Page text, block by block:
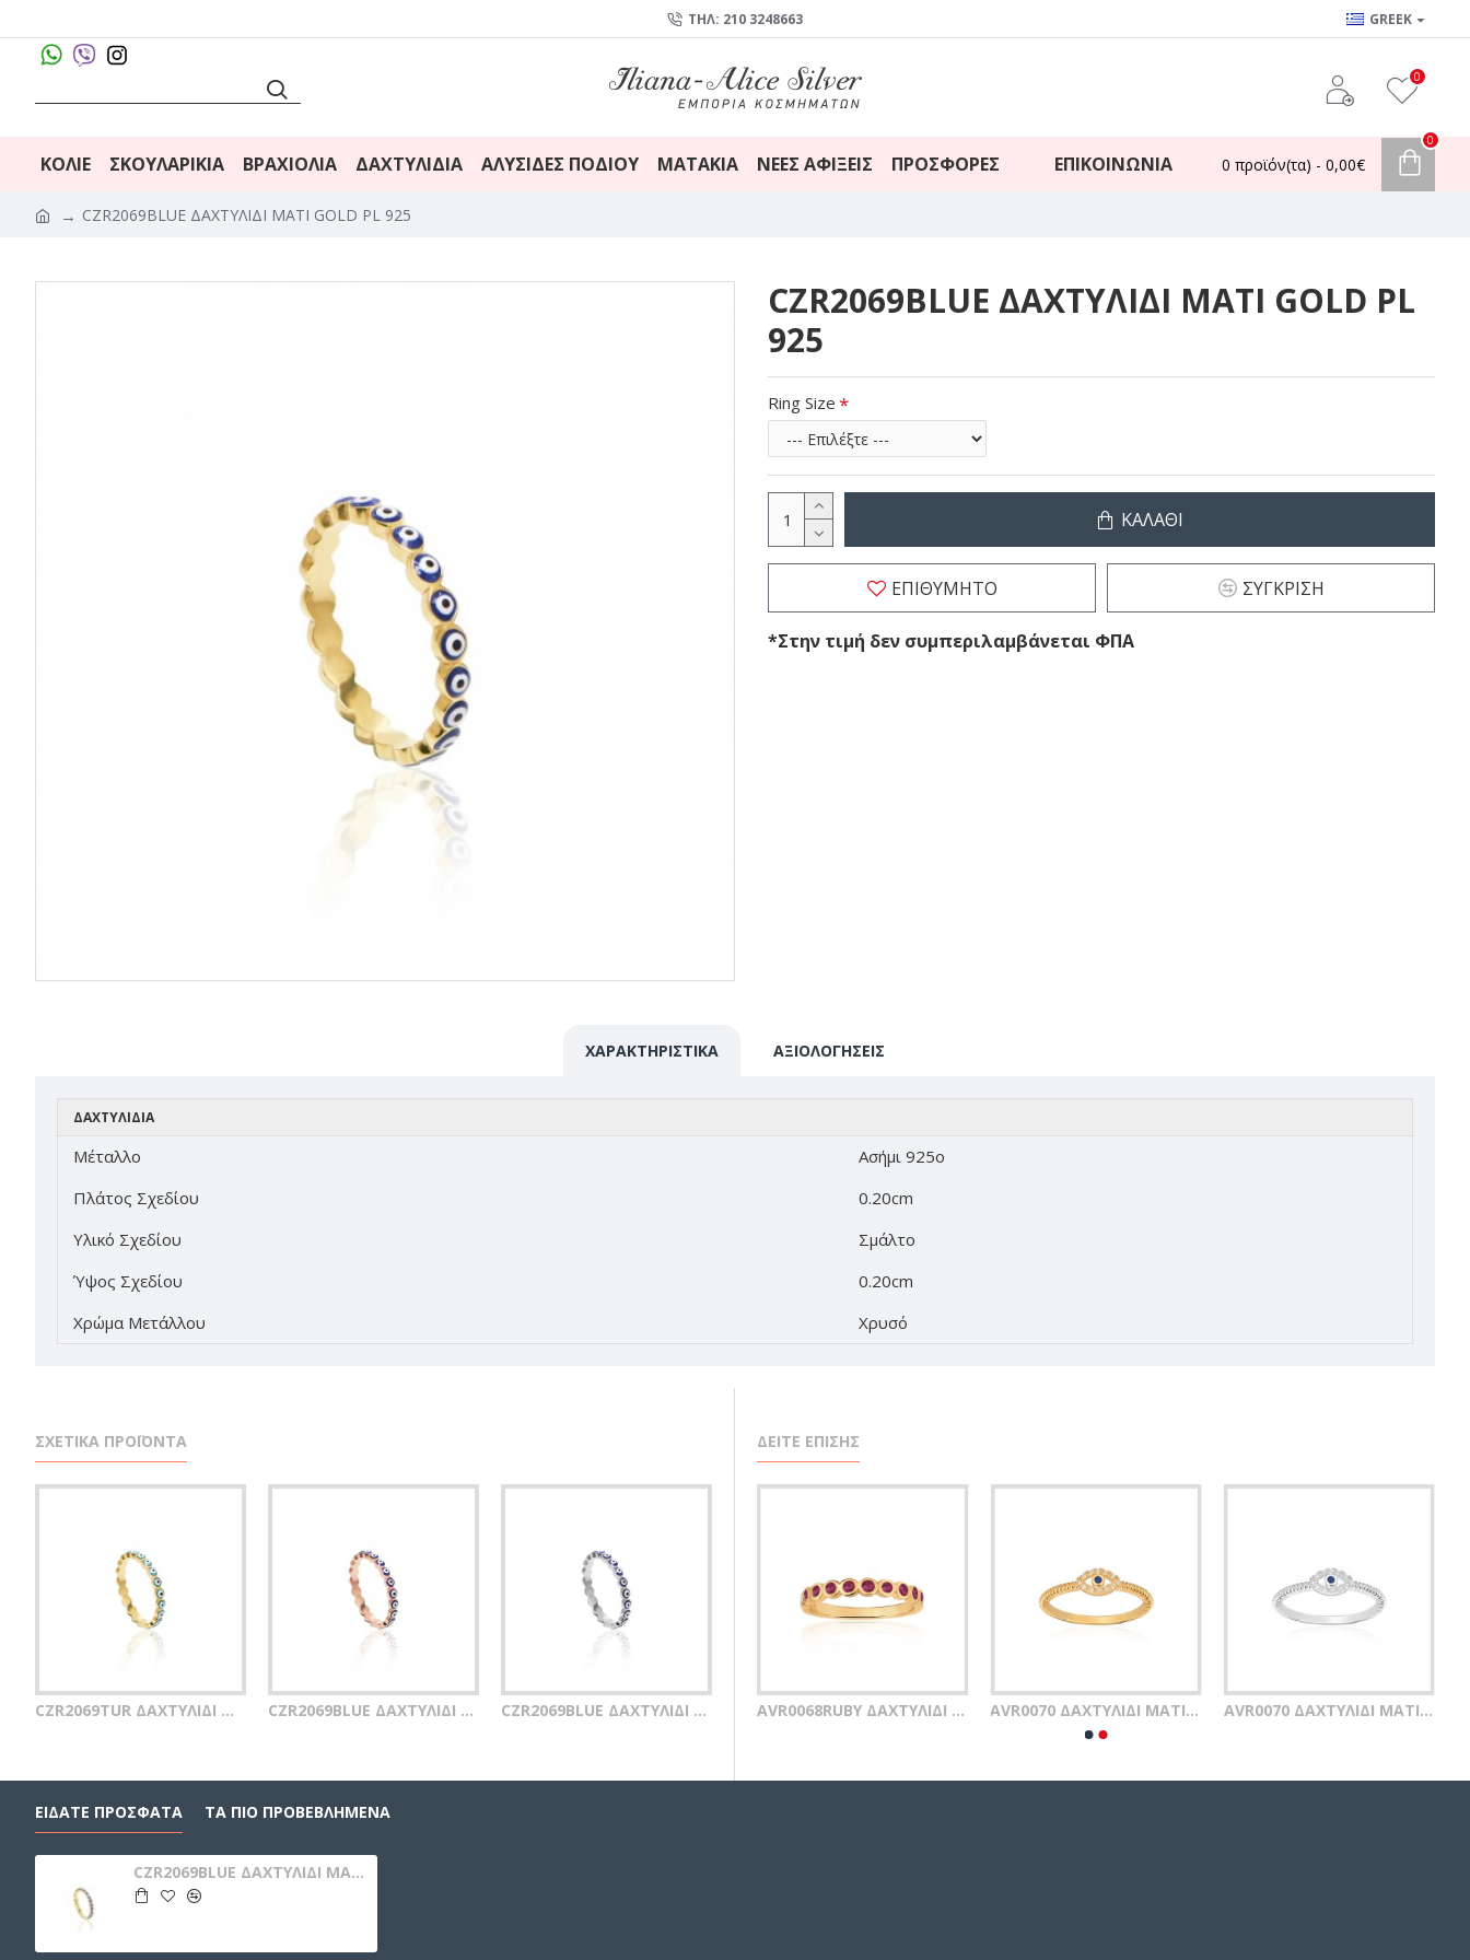
ΤΗΛ: 210 3248663 GREEK
0
ΚΟΛΙΈ ΣΚΟΥΛΑΡΊΚΙΑ ΒΡΑΧΙΌΛΙΑ ΔΑΧΤΥΛΊΔΙΑ ΑΛΥΣΊΔΕΣ ΠΟΔΙΟΎ ΜΑΤΆΚΙΑ ΝΈΕΣ ΑΦΊΞΕΙΣ ΠΡΟΣΦΟΡΈΣ ΕΠΙΚΟΙΝΩΝΊΑ 0 προϊόν(τα) - 0,00€
0
CZR2069BLUE ΔΑΧΤΥΛΙΔΙ MATI GOLD PL 925
CZR2069BLUE ΔΑΧΤΥΛΙΔΙ MATI GOLD PL
925
Ring Size
ΚΑΛΆΘΙ
ΕΠΙΘΥΜΗΤΌ ΣΎΓΚΡΙΣΗ
*Στην τιμή δεν συμπεριλαμβάνεται ΦΠΑ
ΧΑΡΑΚΤΗΡΙΣΤΙΚΆ ΑΞΙΟΛΟΓΉΣΕΙΣ
ΔΑΧΤΥΛΙΔΙΑ
Μέταλλο
Ασήμι 925o
Πλάτος Σχεδίου
0.20cm
Υλικό Σχεδίου
Σμάλτο
Ύψος Σχεδίου
0.20cm
Χρώμα Μετάλλου
Χρυσό
ΣΧΕΤΙΚΑ ΠΡΟΪΟΝΤΑ
CZR2069TUR ΔΑΧΤΥΛΙΔΙ MATI GOLD PL 925 CZR2069BLUE ΔΑΧΤΥΛΙΔΙ MATI ROSE PL 925 CZR2069BLUE ΔΑΧΤΥΛΙΔΙ MATI SILVER 925
ΔΕΙΤΕ ΕΠΙΣΗΣ
AVR0068RUBY ΔΑΧΤΥΛΙΔΙ ZIRGON GOLD PL 925 AVR0070 ΔΑΧΤΥΛΙΔΙ ΜΑΤΙ ZIRGON GOLD PL 925 AVR0070 ΔΑΧΤΥΛΙΔΙ ΜΑΤΙ ZIRGON SILVER 925
ΕΙΔΑΤΕ ΠΡΟΣΦΑΤΑ ΤΑ ΠΙΟ ΠΡΟΒΕΒΛΗΜΕΝΑ
CZR2069BLUE ΔΑΧΤΥΛΙΔΙ MATI GOLD PL 925